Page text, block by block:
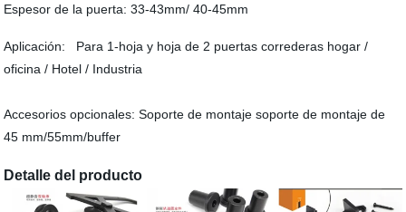
Espesor de la puerta: 33-43mm/ 40-45mm
Aplicación: Para 1-hoja y hoja de 2 puertas correderas hogar /
oficina / Hotel / Industria
Accesorios opcionales: Soporte de montaje soporte de montaje de
45 mm/55mm/buffer
Detalle del producto